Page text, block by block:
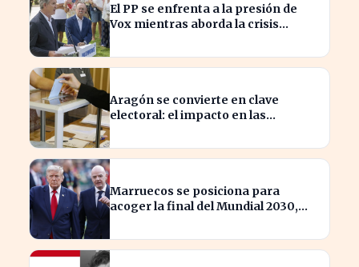
El PP se enfrenta a la presión de
Vox mientras aborda la crisis
Aragón se convierte en clave
electoral: el impacto en las
Marruecos se posiciona para
acoger la final del Mundial 2030,